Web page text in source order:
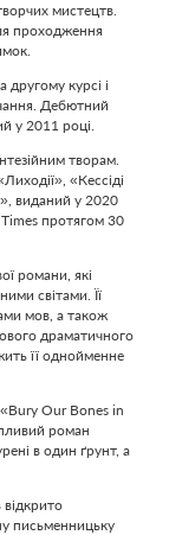
мистецтв.
проходження
курсі і
Дебютний
у 2011 році.
творам.
«Кессіді
виданий у 2020
Times протягом 30
романи, які
світами. Її
мов, а також
драматичного
її однойменне
«Bury Our Bones in
роман
в один ґрунт, а
письменницьку